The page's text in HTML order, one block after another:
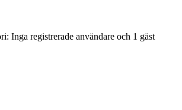
Inga registrerade användare och 1 gäst